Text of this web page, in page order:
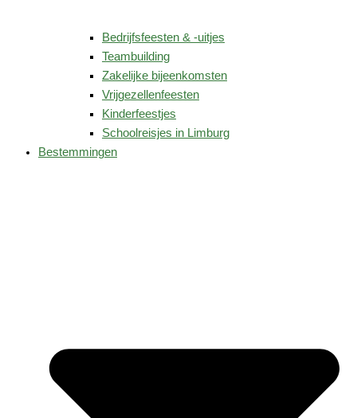
Bedrijfsfeesten & -uitjes
Teambuilding
Zakelijke bijeenkomsten
Vrijgezellenfeesten
Kinderfeestjes
Schoolreisjes in Limburg
Bestemmingen